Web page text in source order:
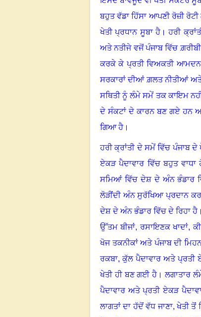
ਬਹੁਤ ਵੱਡਾ ਹਿੱਸਾ ਆਪਣੀ ਰੋਜ਼ੀ
ਖੇਤੀ ਪ੍ਰਧਾਨ ਸੂਬਾ ਹੈ। ਹਰੀ
ਅਤੇ ਨਤੀਜੇ ਵਜੋਂ ਪੰਜਾਬ ਵਿੱਚ
ਕਰਕੇ ਕੇ ਪ੍ਰਤੀ ਵਿਅਕਤੀ
ਸਰਕਾਰਾਂ ਦੀਆਂ ਗ਼ਲਤ ਨੀਤੀਆਂ ਅਤੇ
ਸਥਿਤੀ ਨੂੰ ਲੰਮੇ ਸਮੇਂ ਤਕ ਕਾਇਮ
ਦੇ ਸੰਕਟਾਂ ਦੇ ਕਾਰਨ ਬਣ ਗਏ ਹਨ
ਗਿਆ ਹੈ।
ਹਰੀ ਕ੍ਰਾਂਤੀ ਦੇ ਸਮੇਂ ਵਿੱਚ ਪੰਜਾਬ
ਏਕੜ ਪੈਦਾਵਾਰ ਵਿੱਚ ਬਹੁਤ
ਸਮਿਆਂ ਵਿੱਚ ਦੇਸ਼ ਦੇ ਅੰਨ ਭੰਡਾਰ
ਲੋੜੀਂਦੀ ਅੰਨ ਸੁਰੱਖਿਆ ਪ੍ਰਦਾਨ
ਦੇਸ਼ ਦੇ ਅੰਨ ਭੰਡਾਰ ਵਿੱਚ ਦੇ ਰਿਹਾ
ਉੱਤਮ ਬੀਜਾਂ, ਰਸਾਇਣਕ ਖਾਦਾਂ,
ਖੋਜ ਤਕਨੀਕਾਂ ਅਤੇ ਪੰਜਾਬ ਦੀ
ਰਕਬਾ,ਕੁੱਲ ਪੈਦਾਵਾਰ ਅਤੇ ਪ੍ਰਤੀ
ਖੇਤੀ ਹੀ ਬਣ ਗਈ ਹੈ। ਲਗਾਤਾਰ
ਪੈਦਾਵਾਰ ਅਤੇ ਪ੍ਰਤੀ ਏਕੜ
ਲਾਗਤਾਂ ਦਾ ਹੱਦੋਂ ਵੱਧ ਜਾਣਾ,ਖੇਤੀ ਤੋਂ